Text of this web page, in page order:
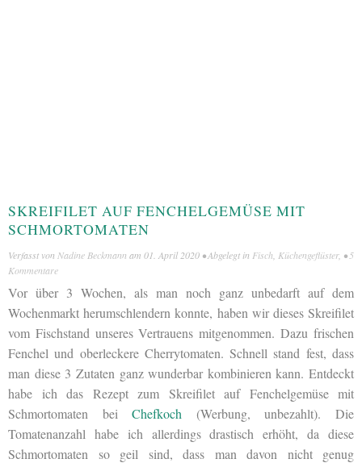
SKREIFILET AUF FENCHELGEMÜSE MIT
SCHMORTOMATEN
Verfasst von Nadine Beckmann am 01. April 2020 • Abgelegt in Fisch Küchengeflüster, • 5
Kommentare
Vor über 3 Wochen, als man noch ganz unbedarft auf dem
Wochenmarkt herumschlendern konnte, haben wir dieses Skreifilet
vom Fischstand unseres Vertrauens mitgenommen. Dazu frischen
Fenchel und oberleckere Cherrytomaten. Schnell stand fest, dass
man diese 3 Zutaten ganz wunderbar kombinieren kann. Entdeckt
habe ich das Rezept zum Skreifilet auf Fenchelgemüse mit
Schmortomaten beiChefkoch (Werbung, unbezahlt). Die
Tomatenanzahl habe ich allerdings drastisch erhöht, da diese
Schmortomaten so geil sind, dass man davon nicht genug